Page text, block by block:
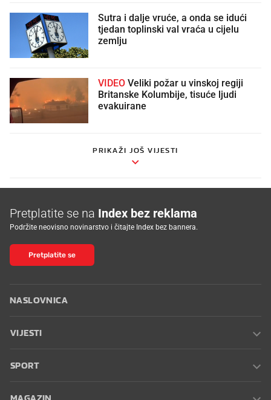
Sutra i dalje vruće, a onda se idući
tjedan toplinski val vraća u cijelu
zemlju
VIDEO
Britanske Kolumbije, tisuće ljudi
evakuirane
PRIKAŽI JOŠ VIJESTI
Pretplatite se na Index bez reklama
Podržite neovisno novinarstvo i čitajte Index bez bannera.
Pretplatite se
NASLOVNICA
VIJESTI
SPORT